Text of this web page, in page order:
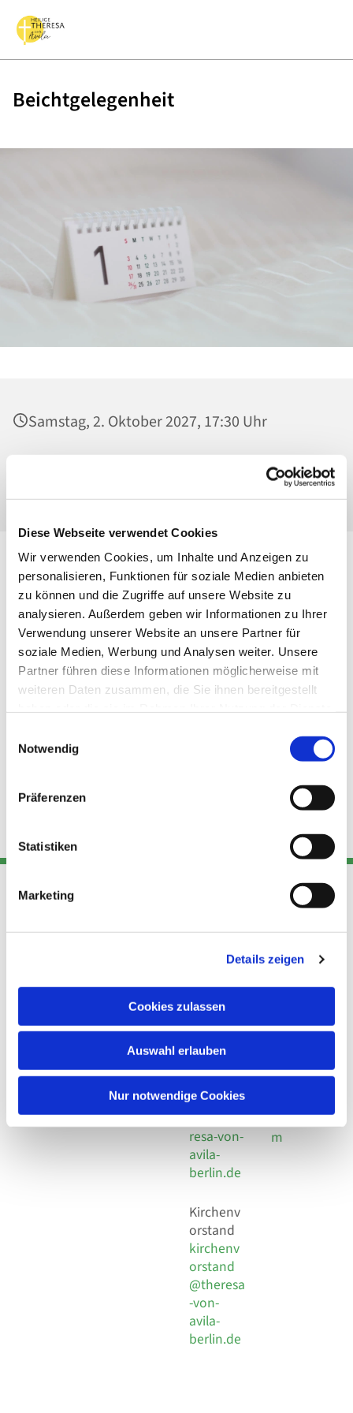
Diese Webseite verwendet Cookies
Wir verwenden Cookies, um Inhalte und Anzeigen zu
personalisieren, Funktionen für soziale Medien anbieten
zu können und die Zugriffe auf unsere Website zu
analysieren. Außerdem geben wir Informationen zu Ihrer
Verwendung unserer Website an unsere Partner für
soziale Medien, Werbung und Analysen weiter. Unsere
Partner führen diese Informationen möglicherweise mit
weiteren Daten zusammen, die Sie ihnen bereitgestellt
Notwendig
Präferenzen
Statistiken
Marketing
Details zeigen
Cookies zulassen
Auswahl erlauben
Nur notwendige Cookies
Beichtgelegenheit
Samstag, 2. Oktober 2027, 17:30 Uhr
St. Josef - Berlin-Weißensee, Pfarrkirche,
Adresse
Kirchengemeinde Pfarrei
Hl. Theresa von Avila Berlin
Leitender Pfarrer - Norbert
Behaimstr. 39
Kont
Telefon
+49 30
924 64 28
Fax +49
30 924 54
18
E-Mail
info@the
resa-von-
avila-
berlin.de
Kirchenv
orstand
kirchenv
orstand
@theresa
-von-
avila-
berlin.de
Links
Datensch
utz
Social
Impressu
m